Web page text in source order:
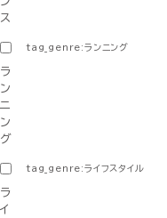
ス
tag_genre:ランニング
ラ
ン
ニ
ン
グ
tag_genre:ライフスタイル
ラ
イ